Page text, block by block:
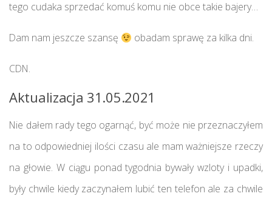
tego cudaka sprzedać komuś komu nie obce takie bajery…
Dam nam jeszcze szansę obadam sprawę za kilka dni.
CDN.
Aktualizacja 31.05.2021
Nie dałem rady tego ogarnąć, być może nie przeznaczyłem
na to odpowiedniej ilości czasu ale mam ważniejsze rzeczy
na głowie. W ciągu ponad tygodnia bywały wzloty i upadki,
były chwile kiedy zaczynałem lubić ten telefon ale za chwile